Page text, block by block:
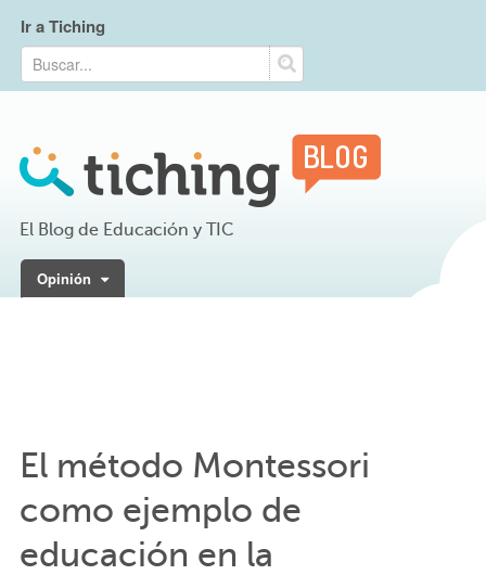
Ir a Tiching
El Blog de Educación y TIC
Opinión
El método Montessori
como ejemplo de
educación en la